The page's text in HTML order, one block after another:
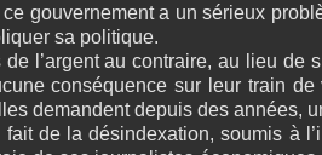
gouvernement a un sérieux
sa politique.
l’argent au contraire, au lieu de
conséquence sur leur train
demandent depuis des années,
fait de la désindexation, soumis à